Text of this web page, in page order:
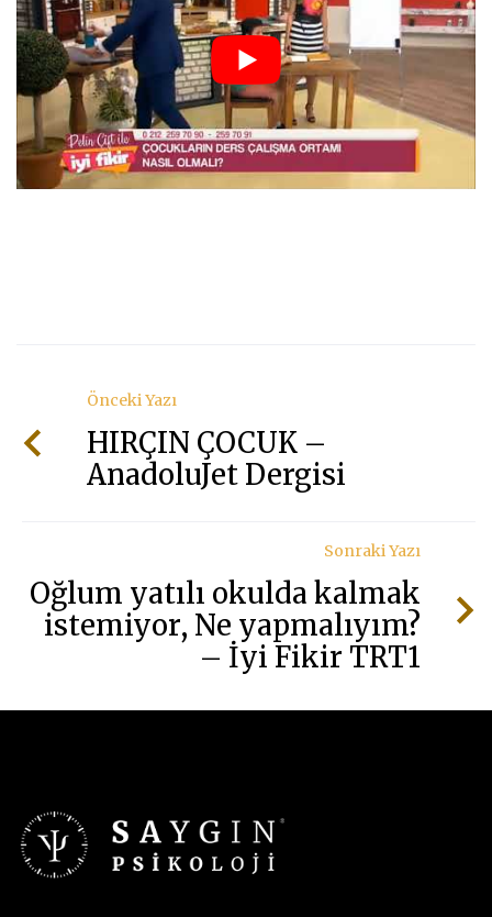
Önceki Yazı
HIRÇIN ÇOCUK –
AnadoluJet Dergisi
Sonraki Yazı
Oğlum yatılı okulda kalmak
istemiyor, Ne yapmalıyım?
– İyi Fikir TRT1